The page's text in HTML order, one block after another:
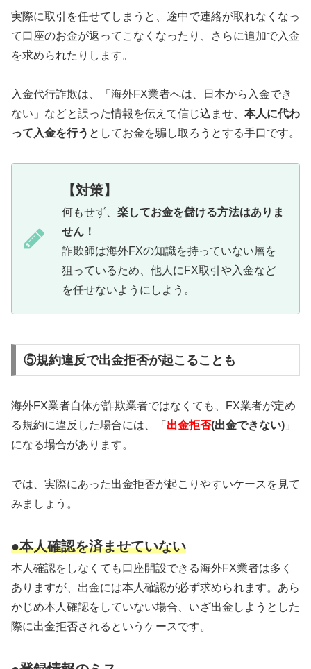
実際に取引を任せてしまうと、途中で連絡が取れなくなっ
て口座のお金が返ってこなくなったり、さらに追加で入金
を求められたりします。
入金代行詐欺は、「海外FX業者へは、日本から入金でき
ない」などと誤った情報を伝えて信じ込ませ、 本人に代わ
って入金を行う としてお金を騙し取ろうとする手口です。
【対策】
何もせず、 楽してお金を儲ける方法はありま
せん！
詐欺師は海外FXの知識を持っていない層を
狙っているため、他人にFX取引や入金など
を任せないようにしよう。
⑤規約違反で出金拒否が起こることも
海外FX業者自体が詐欺業者ではなくても、FX業者が定め
る規約に違反した場合には、「 出金拒否(出金できない) 」
になる場合があります。
では、実際にあった出金拒否が起こりやすいケースを見て
みましょう。
●本人確認を済ませていない
本人確認をしなくても口座開設できる海外FX業者は多く
ありますが、出金には本人確認が必ず求められます。あら
かじめ本人確認をしていない場合、いざ出金しようとした
際に出金拒否されるというケースです。